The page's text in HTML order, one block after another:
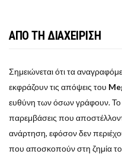
ΑΠΟ ΤΗ ΔΙΑΧΕΙΡΙΣΗ
Σημειώνεται ότι τα
εκφράζουν τις απόψεις του
ευθύνη των όσων γράφουν. Το
παρεμβάσεις που
ανάρτηση, εφόσον δεν
που αποσκοπούν στη ζημία